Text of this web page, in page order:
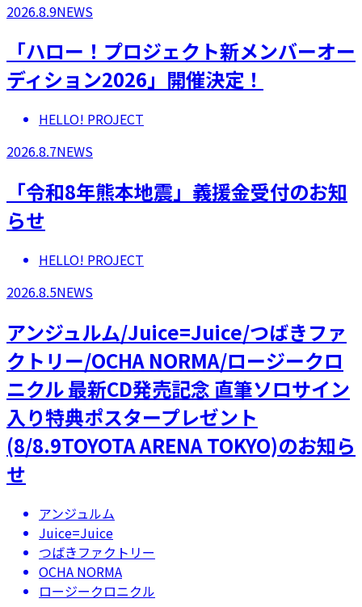
2026.8.9NEWS
「ハロー！プロジェクト新メンバーオー
ディション2026」開催決定！
HELLO! PROJECT
2026.8.7NEWS
「令和8年熊本地震」義援金受付のお知
らせ
HELLO! PROJECT
2026.8.5NEWS
アンジュルム/Juice=Juice/つばきファ
クトリー/OCHA NORMA/ロージークロ
ニクル 最新CD発売記念 直筆ソロサイン
入り特典ポスタープレゼント
(8/8.9TOYOTA ARENA TOKYO)のお知ら
せ
アンジュルム
Juice=Juice
つばきファクトリー
OCHA NORMA
ロージークロニクル